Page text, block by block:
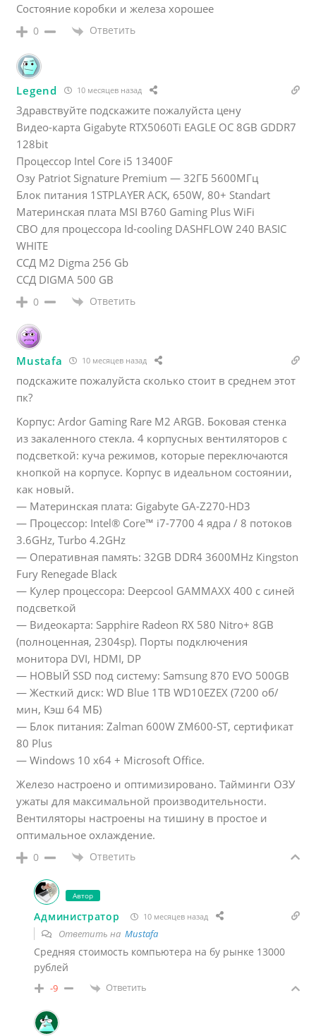
Состояние коробки и железа хорошее
0 Ответить
Legend 10 месяцев назад
Здравствуйте подскажите пожалуйста цену
Видео-карта Gigabyte RTX5060Ti EAGLE OC 8GB GDDR7
128bit
Процессор Intel Core i5 13400F
Озу Patriot Signature Premium — 32ГБ 5600МГц
Блок питания 1STPLAYER ACK, 650W, 80+ Standart
Материнская плата MSI B760 Gaming Plus WiFi
СВО для процессора Id-cooling DASHFLOW 240 BASIC
WHITE
ССД М2 Digma 256 Gb
ССД DIGMA 500 GB
0 Ответить
Mustafa 10 месяцев назад
подскажите пожалуйста сколько стоит в среднем этот
пк?
Koрпуc: Ardor Gаming Rarе М2 ARGВ. Боковая cтeнка
из закаленного стекла. 4 корпусных вентиляторов с
подсветкой: куча режимов, которые переключаются
кнопкой на корпусе. Корпус в идеальном состоянии,
как новый.
— Материнская плата: Gigаbytе GА-Z270-НD3
— Процессор: Intеl®️ Соrе™️ i7-7700 4 ядра / 8 потоков
3.6GHz, Тurbо 4.2GHz
— Оперативная память: 32GВ DDR4 3600МНz Кingstоn
Fury Rеnеgаdе Вlасk
— Кулер процессора: Dеерсооl GАММАХХ 400 с синей
подсветкой
— Видеокарта: Sаррhirе Rаdеоn RХ 580 Nitrо+ 8GВ
(полноценная, 2304sр). Порты подключения
монитора DVI, НDМI, DР
— НОВЫЙ SSD под систему: Sаmsung 870 ЕVО 500GВ
— Жесткий диск: WD Вluе 1ТВ WD10ЕZЕХ (7200 об/
мин, Кэш 64 МБ)
— Блок питания: Zаlmаn 600W ZМ600-SТ, сертификат
80 Рlus
— Windоws 10 х64 + Мiсrоsоft Оffiсе.
Железо настроено и оптимизировано. Тайминги ОЗУ
ужаты для максимальной производительности.
Вентиляторы настроены на тишину в простое и
оптимальное охлаждение.
0 Ответить
Автор
Администратор 10 месяцев назад
Ответить наMustafa
Средняя стоимость компьютера на бу рынке 13000
рублей
-9 Ответить